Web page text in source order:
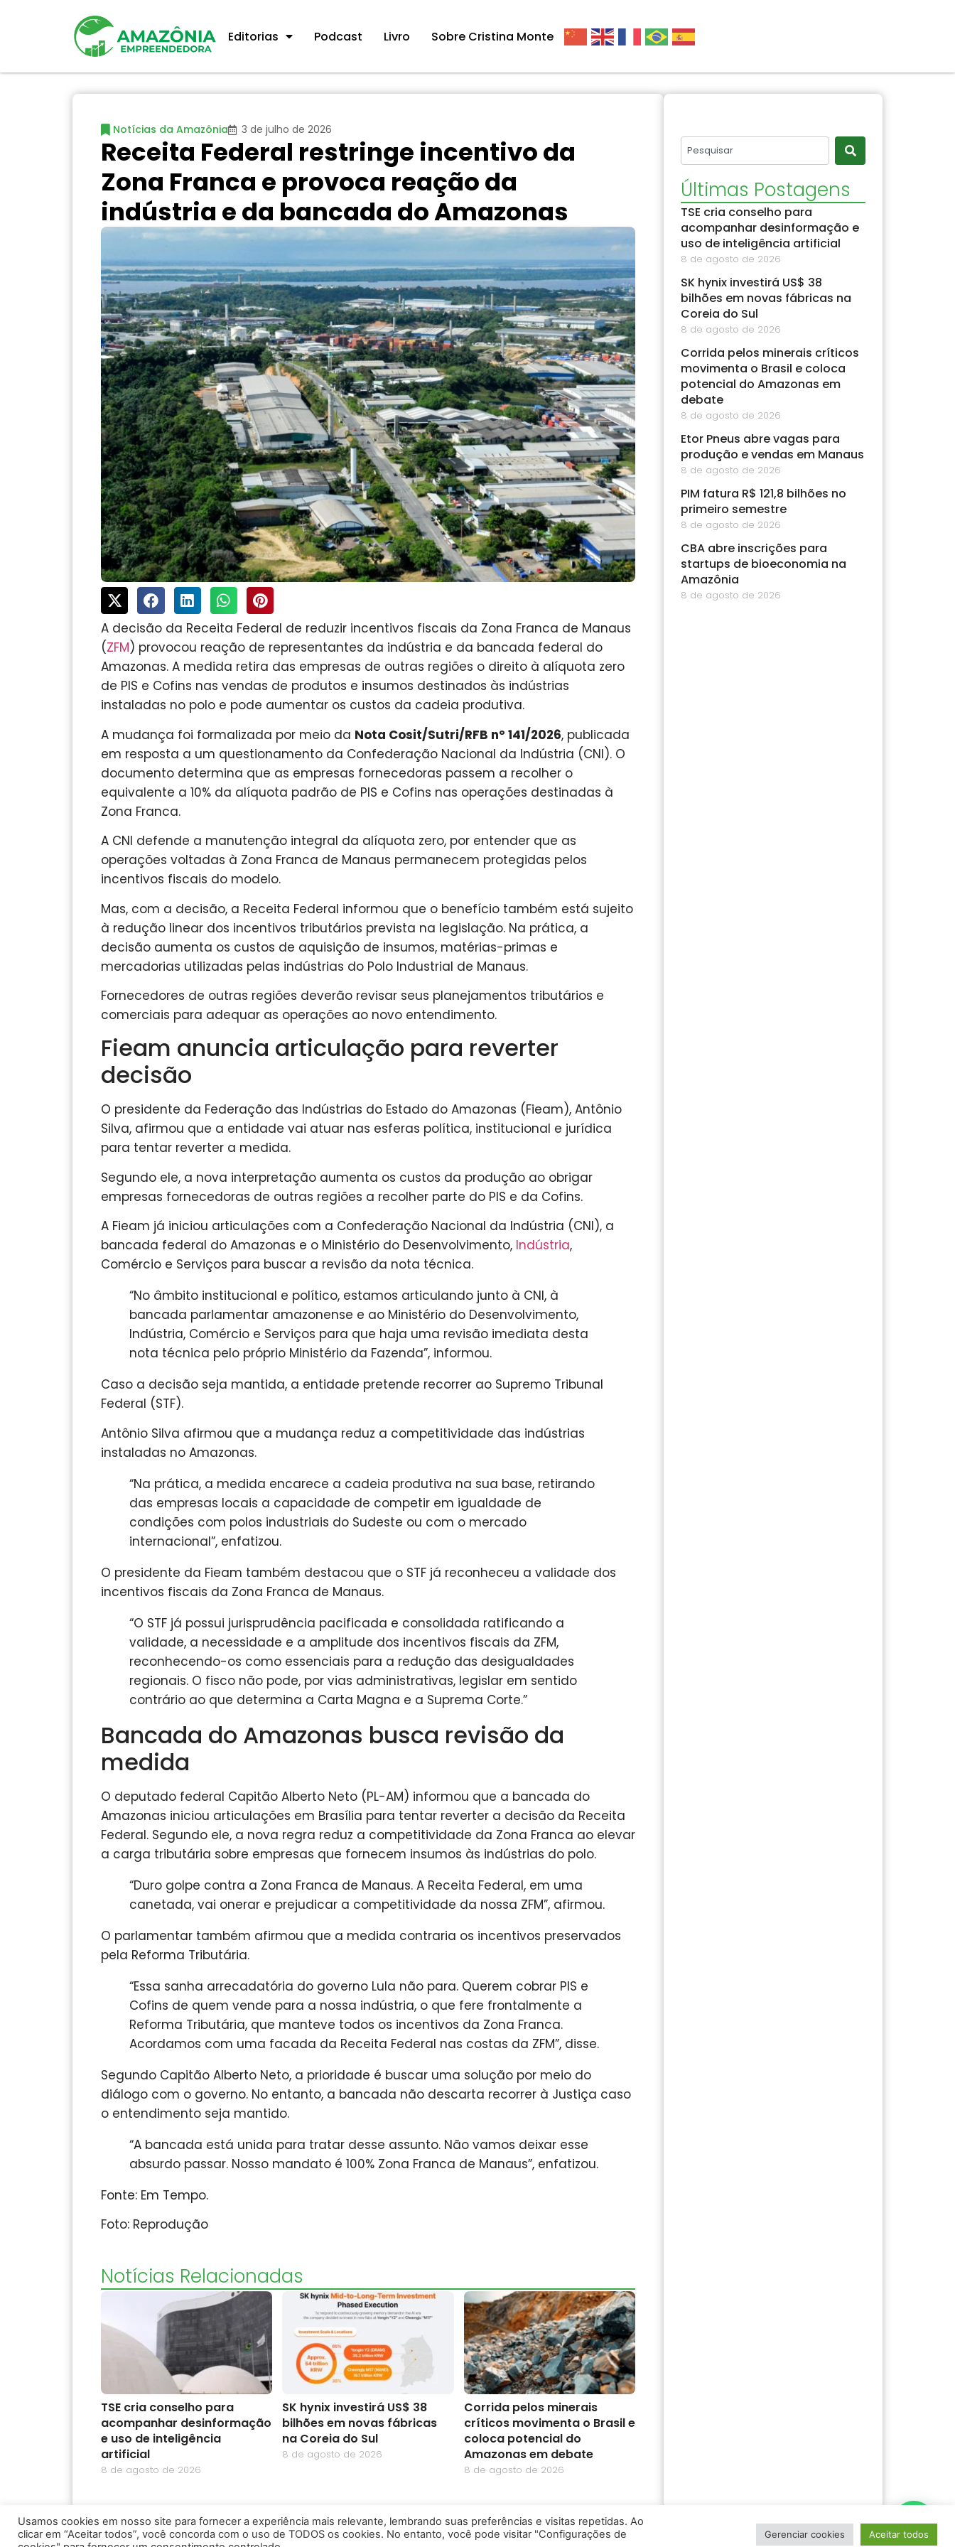
Editorias Podcast Livro Sobre Cristina Monte
Notícias da Amazônia 3 de julho de 2026
Receita Federal restringe incentivo da
Zona Franca e provoca reação da
indústria e da bancada do Amazonas
A decisão da Receita Federal de reduzir incentivos fiscais da Zona Franca de Manaus
(ZFM) provocou reação de representantes da indústria e da bancada federal do
Amazonas. A medida retira das empresas de outras regiões o direito à alíquota zero
de PIS e Cofins nas vendas de produtos e insumos destinados às indústrias
instaladas no polo e pode aumentar os custos da cadeia produtiva.
A mudança foi formalizada por meio da Nota Cosit/Sutri/RFB nº 141/2026, publicada
em resposta a um questionamento da Confederação Nacional da Indústria (CNI). O
documento determina que as empresas fornecedoras passem a recolher o
equivalente a 10% da alíquota padrão de PIS e Cofins nas operações destinadas à
Zona Franca.
A CNI defende a manutenção integral da alíquota zero, por entender que as
operações voltadas à Zona Franca de Manaus permanecem protegidas pelos
incentivos fiscais do modelo.
Mas, com a decisão, a Receita Federal informou que o benefício também está sujeito
à redução linear dos incentivos tributários prevista na legislação. Na prática, a
decisão aumenta os custos de aquisição de insumos, matérias-primas e
mercadorias utilizadas pelas indústrias do Polo Industrial de Manaus.
Fornecedores de outras regiões deverão revisar seus planejamentos tributários e
comerciais para adequar as operações ao novo entendimento.
Fieam anuncia articulação para reverter
decisão
O presidente da Federação das Indústrias do Estado do Amazonas (Fieam), Antônio
Silva, afirmou que a entidade vai atuar nas esferas política, institucional e jurídica
para tentar reverter a medida.
Segundo ele, a nova interpretação aumenta os custos da produção ao obrigar
empresas fornecedoras de outras regiões a recolher parte do PIS e da Cofins.
A Fieam já iniciou articulações com a Confederação Nacional da Indústria (CNI), a
bancada federal do Amazonas e o Ministério do Desenvolvimento, Indústria,
Comércio e Serviços para buscar a revisão da nota técnica.
“No âmbito institucional e político, estamos articulando junto à CNI, à
bancada parlamentar amazonense e ao Ministério do Desenvolvimento,
Indústria, Comércio e Serviços para que haja uma revisão imediata desta
nota técnica pelo próprio Ministério da Fazenda”, informou.
Caso a decisão seja mantida, a entidade pretende recorrer ao Supremo Tribunal
Federal (STF).
Antônio Silva afirmou que a mudança reduz a competitividade das indústrias
instaladas no Amazonas.
“Na prática, a medida encarece a cadeia produtiva na sua base, retirando
das empresas locais a capacidade de competir em igualdade de
condições com polos industriais do Sudeste ou com o mercado
internacional”, enfatizou.
O presidente da Fieam também destacou que o STF já reconheceu a validade dos
incentivos fiscais da Zona Franca de Manaus.
“O STF já possui jurisprudência pacificada e consolidada ratificando a
validade, a necessidade e a amplitude dos incentivos fiscais da ZFM,
reconhecendo-os como essenciais para a redução das desigualdades
regionais. O fisco não pode, por vias administrativas, legislar em sentido
contrário ao que determina a Carta Magna e a Suprema Corte.”
Bancada do Amazonas busca revisão da
medida
O deputado federal Capitão Alberto Neto (PL-AM) informou que a bancada do
Amazonas iniciou articulações em Brasília para tentar reverter a decisão da Receita
Federal. Segundo ele, a nova regra reduz a competitividade da Zona Franca ao elevar
a carga tributária sobre empresas que fornecem insumos às indústrias do polo.
“Duro golpe contra a Zona Franca de Manaus. A Receita Federal, em uma
canetada, vai onerar e prejudicar a competitividade da nossa ZFM”, afirmou.
O parlamentar também afirmou que a medida contraria os incentivos preservados
pela Reforma Tributária.
“Essa sanha arrecadatória do governo Lula não para. Querem cobrar PIS e
Cofins de quem vende para a nossa indústria, o que fere frontalmente a
Reforma Tributária, que manteve todos os incentivos da Zona Franca.
Acordamos com uma facada da Receita Federal nas costas da ZFM”, disse.
Segundo Capitão Alberto Neto, a prioridade é buscar uma solução por meio do
diálogo com o governo. No entanto, a bancada não descarta recorrer à Justiça caso
o entendimento seja mantido.
“A bancada está unida para tratar desse assunto. Não vamos deixar esse
absurdo passar. Nosso mandato é 100% Zona Franca de Manaus”, enfatizou.
Fonte: Em Tempo.
Foto: Reprodução
Notícias Relacionadas
TSE cria conselho para
acompanhar desinformação
e uso de inteligência
artificial
8 de agosto de 2026
SK hynix investirá US$ 38
bilhões em novas fábricas
na Coreia do Sul
8 de agosto de 2026
Corrida pelos minerais
críticos movimenta o Brasil e
coloca potencial do
Amazonas em debate
8 de agosto de 2026
Últimas Postagens
TSE cria conselho para
acompanhar desinformação e
uso de inteligência artificial
8 de agosto de 2026
SK hynix investirá US$ 38
bilhões em novas fábricas na
Coreia do Sul
8 de agosto de 2026
Corrida pelos minerais críticos
movimenta o Brasil e coloca
potencial do Amazonas em
debate
8 de agosto de 2026
Etor Pneus abre vagas para
produção e vendas em Manaus
8 de agosto de 2026
PIM fatura R$ 121,8 bilhões no
primeiro semestre
8 de agosto de 2026
CBA abre inscrições para
startups de bioeconomia na
Amazônia
8 de agosto de 2026
Usamos cookies em nosso site para fornecer a experiência mais relevante, lembrando suas preferências e visitas repetidas. Ao
clicar em “Aceitar todos”, você concorda com o uso de TODOS os cookies. No entanto, você pode visitar "Configurações de
Gerenciar cookies Aceitar todos